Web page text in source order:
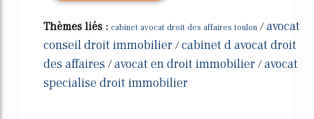
Thèmes liés : cabinet avocat droit des affaires toulon /avocat
conseil droit immobilier /cabinet d avocat droit
des affaires /avocat en droit immobilier /avocat
specialise droit immobilier